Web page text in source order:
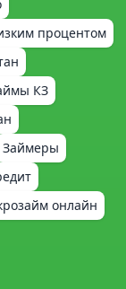
процентом
КЗ
Займеры
онлайн